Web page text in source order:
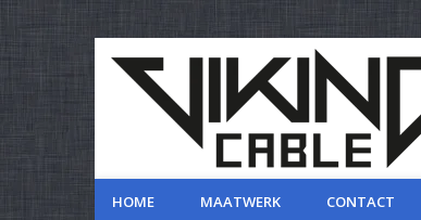
HOME MAATWERK CONTACT